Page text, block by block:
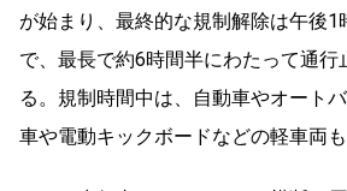
が始まり、最終的な規制解除は午後1
で、最長で約6時間半にわたって通行
る。規制時間中は、自動車やオート
車や電動キックボードなどの軽車両